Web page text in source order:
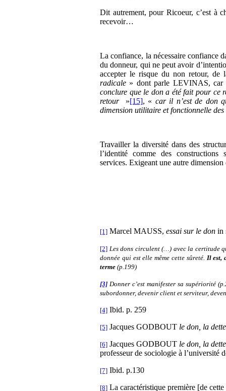
Dit autrement, pour Ricoeur, c’est à
recevoir…
La confiance, la nécessaire confiance
du donneur, qui ne peut avoir
accepter le risque du non retour,
radicale » dont parle LEVINAS,
conclure que le don a été fait pour
retour
»[15], « car il n’est de don
dimension utilitaire et fonctionnelle des
Travailler la diversité dans des
l’identité comme des constructions
services. Exigeant une autre
[1] Marcel MAUSS, essai sur le don in
[2] Les dons circulent (…) avec la certitude
donnée qui est elle même cette sûreté. Il est,
terme (p.199)
[3] Donner c’est manifester sa supériorité
subordonner, devenir client et serviteur,
[4] Ibid. p. 259
[5] Jacques GODBOUT le don, la
[6] Jacques GODBOUT le don, la
professeur de sociologie à l’université
[7] Ibid. p.130
[8] La caractéristique première [de